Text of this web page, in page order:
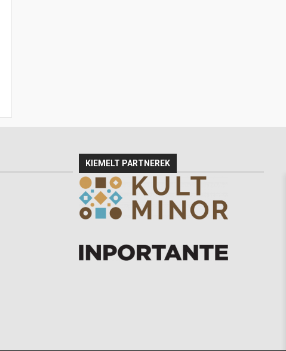
KIEMELT PARTNEREK